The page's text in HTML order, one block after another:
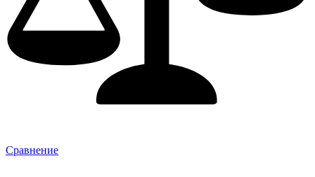
Сравнение